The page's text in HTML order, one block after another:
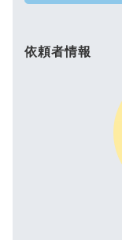
依頼者情報